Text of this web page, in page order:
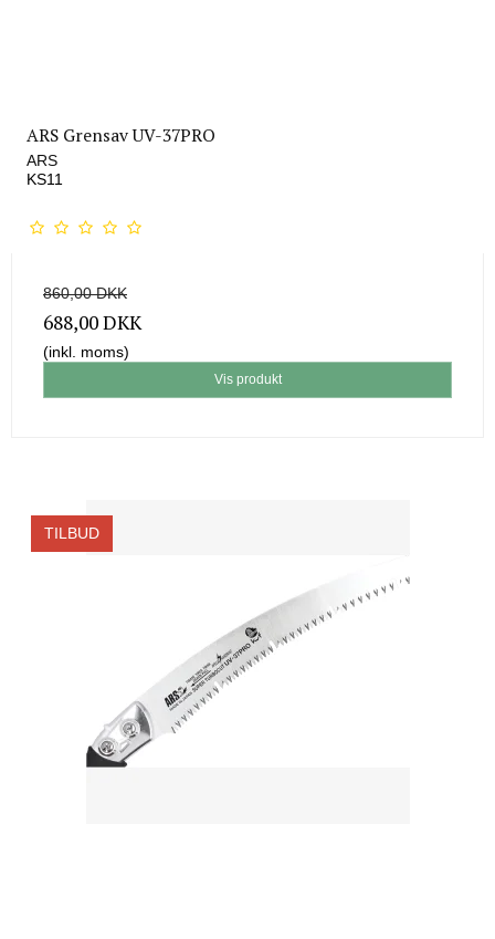
ARS Grensav UV-37PRO
ARS
KS11
860,00 DKK
688,00 DKK
(inkl. moms)
Vis produkt
TILBUD